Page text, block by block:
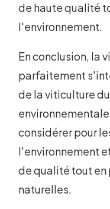
de haute qualité
l'environnement.
En conclusion, la
parfaitement
de la viticulture
considérer pour
l'environnement
de qualité tout en
naturelles.